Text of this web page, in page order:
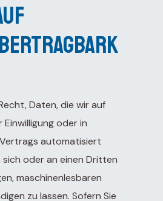
Daten, die wir auf
Einwilligung oder in
automatisiert
oder an einen Dritten
maschinenlesbaren
zu lassen. Sofern Sie